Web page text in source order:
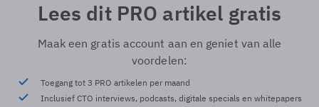
Lees dit PRO artikel gratis
Maak een gratis account aan en geniet van alle
voordelen:
Toegang tot 3 PRO artikelen per maand
Inclusief CTO interviews, podcasts, digitale specials en whitepapers